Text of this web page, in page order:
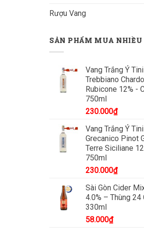
Rượu Vang
SẢN PHẨM MUA NHIỀU
Vang Trắng Ý Tini
Trebbiano
Rubicone 12% -
750ml
230.000₫
Vang Trắng Ý Tini
Grecanico Pinot
Terre Siciliane
750ml
230.000₫
Sài Gòn Cider
4.0% – Thùng 24
330ml
58.000₫